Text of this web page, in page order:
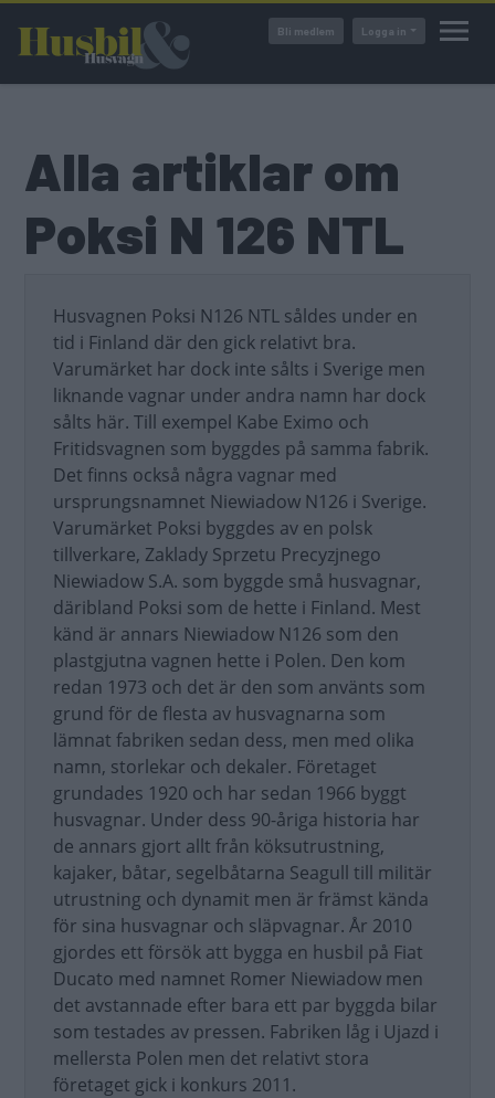
huvudinnehåll
Bli medlem Logga in
Alla artiklar om
Poksi N 126 NTL
Husvagnen Poksi N126 NTL såldes under en
tid i Finland där den gick relativt bra.
Varumärket har dock inte sålts i Sverige men
liknande vagnar under andra namn har dock
sålts här. Till exempel Kabe Eximo och
Fritidsvagnen som byggdes på samma fabrik.
Det finns också några vagnar med
ursprungsnamnet Niewiadow N126 i Sverige.
Varumärket Poksi byggdes av en polsk
tillverkare, Zaklady Sprzetu Precyzjnego
Niewiadow S.A. som byggde små husvagnar,
däribland Poksi som de hette i Finland. Mest
känd är annars Niewiadow N126 som den
plastgjutna vagnen hette i Polen. Den kom
redan 1973 och det är den som använts som
grund för de flesta av husvagnarna som
lämnat fabriken sedan dess, men med olika
namn, storlekar och dekaler. Företaget
grundades 1920 och har sedan 1966 byggt
husvagnar. Under dess 90-åriga historia har
de annars gjort allt från köksutrustning,
kajaker, båtar, segelbåtarna Seagull till militär
utrustning och dynamit men är främst kända
för sina husvagnar och släpvagnar. År 2010
gjordes ett försök att bygga en husbil på Fiat
Ducato med namnet Romer Niewiadow men
det avstannade efter bara ett par byggda bilar
som testades av pressen. Fabriken låg i Ujazd i
mellersta Polen men det relativt stora
företaget gick i konkurs 2011.